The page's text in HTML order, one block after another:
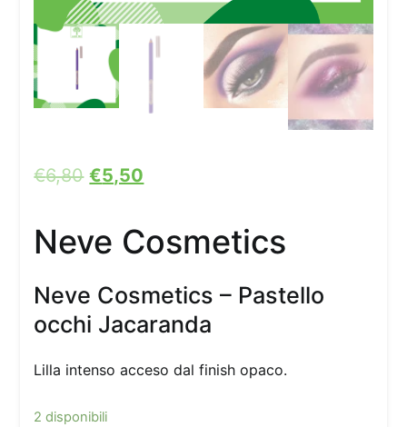
€6,80 €5,50
Neve Cosmetics
Neve Cosmetics – Pastello
occhi Jacaranda
Lilla intenso acceso dal finish opaco.
2 disponibili